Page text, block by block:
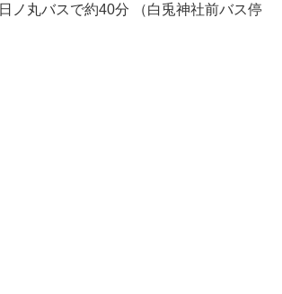
ノ丸バスで約40分 （白兎神社前バス停